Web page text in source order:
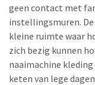
geen contact met
instellingsmuren.
kleine ruimte waar
zich bezig kunnen
naaimachine
keten van lege